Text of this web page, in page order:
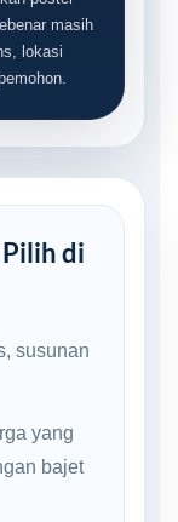
masih
lokasi
di
susunan
yang
bajet